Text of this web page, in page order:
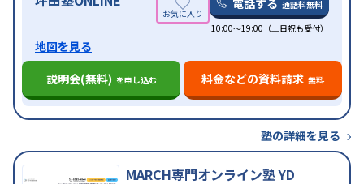
電話する 通話料無料
10:00～19:00（土日祝も受付）
地図を見る
説明会(無料) を申し込む 料金などの資料請求 無料
塾の詳細を見る
MARCH専門オンライン塾 YD